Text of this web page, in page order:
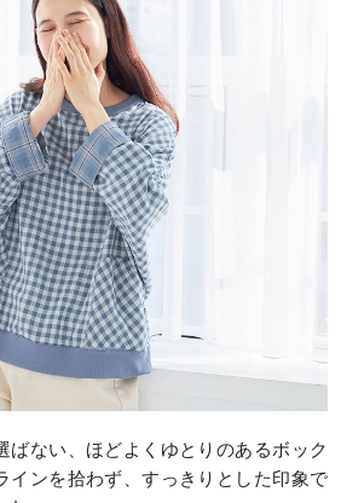
ばない、ほどよくゆとりのあるボック
インを拾わず、すっきりとした印象で